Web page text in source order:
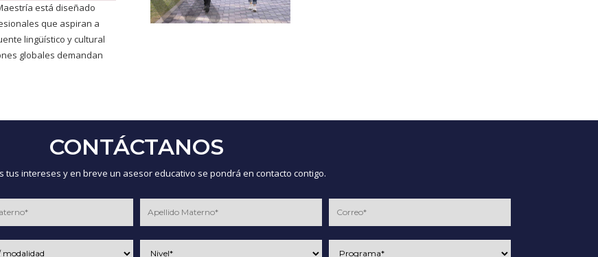
está diseñado
que aspiran a
lingüístico y cultural
globales demandan
CONTÁCTANOS
tus intereses y en breve un asesor educativo se pondrá en contacto contigo.